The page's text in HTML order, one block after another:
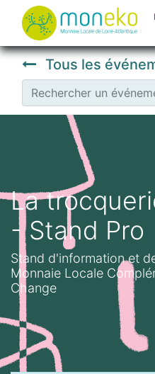
Tous les
La
- Stand Pro
Stand d'information et
Monnaie Locale
Change